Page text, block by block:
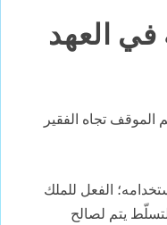
في العهد
الموقف تجاه الفقير
الفعل للملك
يتم لصالح